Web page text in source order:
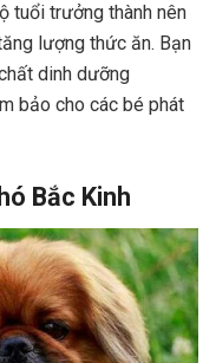
tuổi trưởng thành nên
lượng thức ăn. Bạn
dinh dưỡng
bảo cho các bé phát
Bắc Kinh